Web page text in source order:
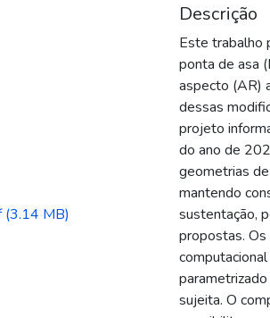
(3.14 MB)
Descrição
Este trabalho
ponta de asa
aspecto (AR)
dessas
projeto
do ano de
geometrias
mantendo
sustentação,
propostas.
sujeita. O